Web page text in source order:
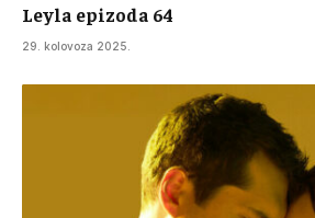
Leyla epizoda 64
29. kolovoza 2025.